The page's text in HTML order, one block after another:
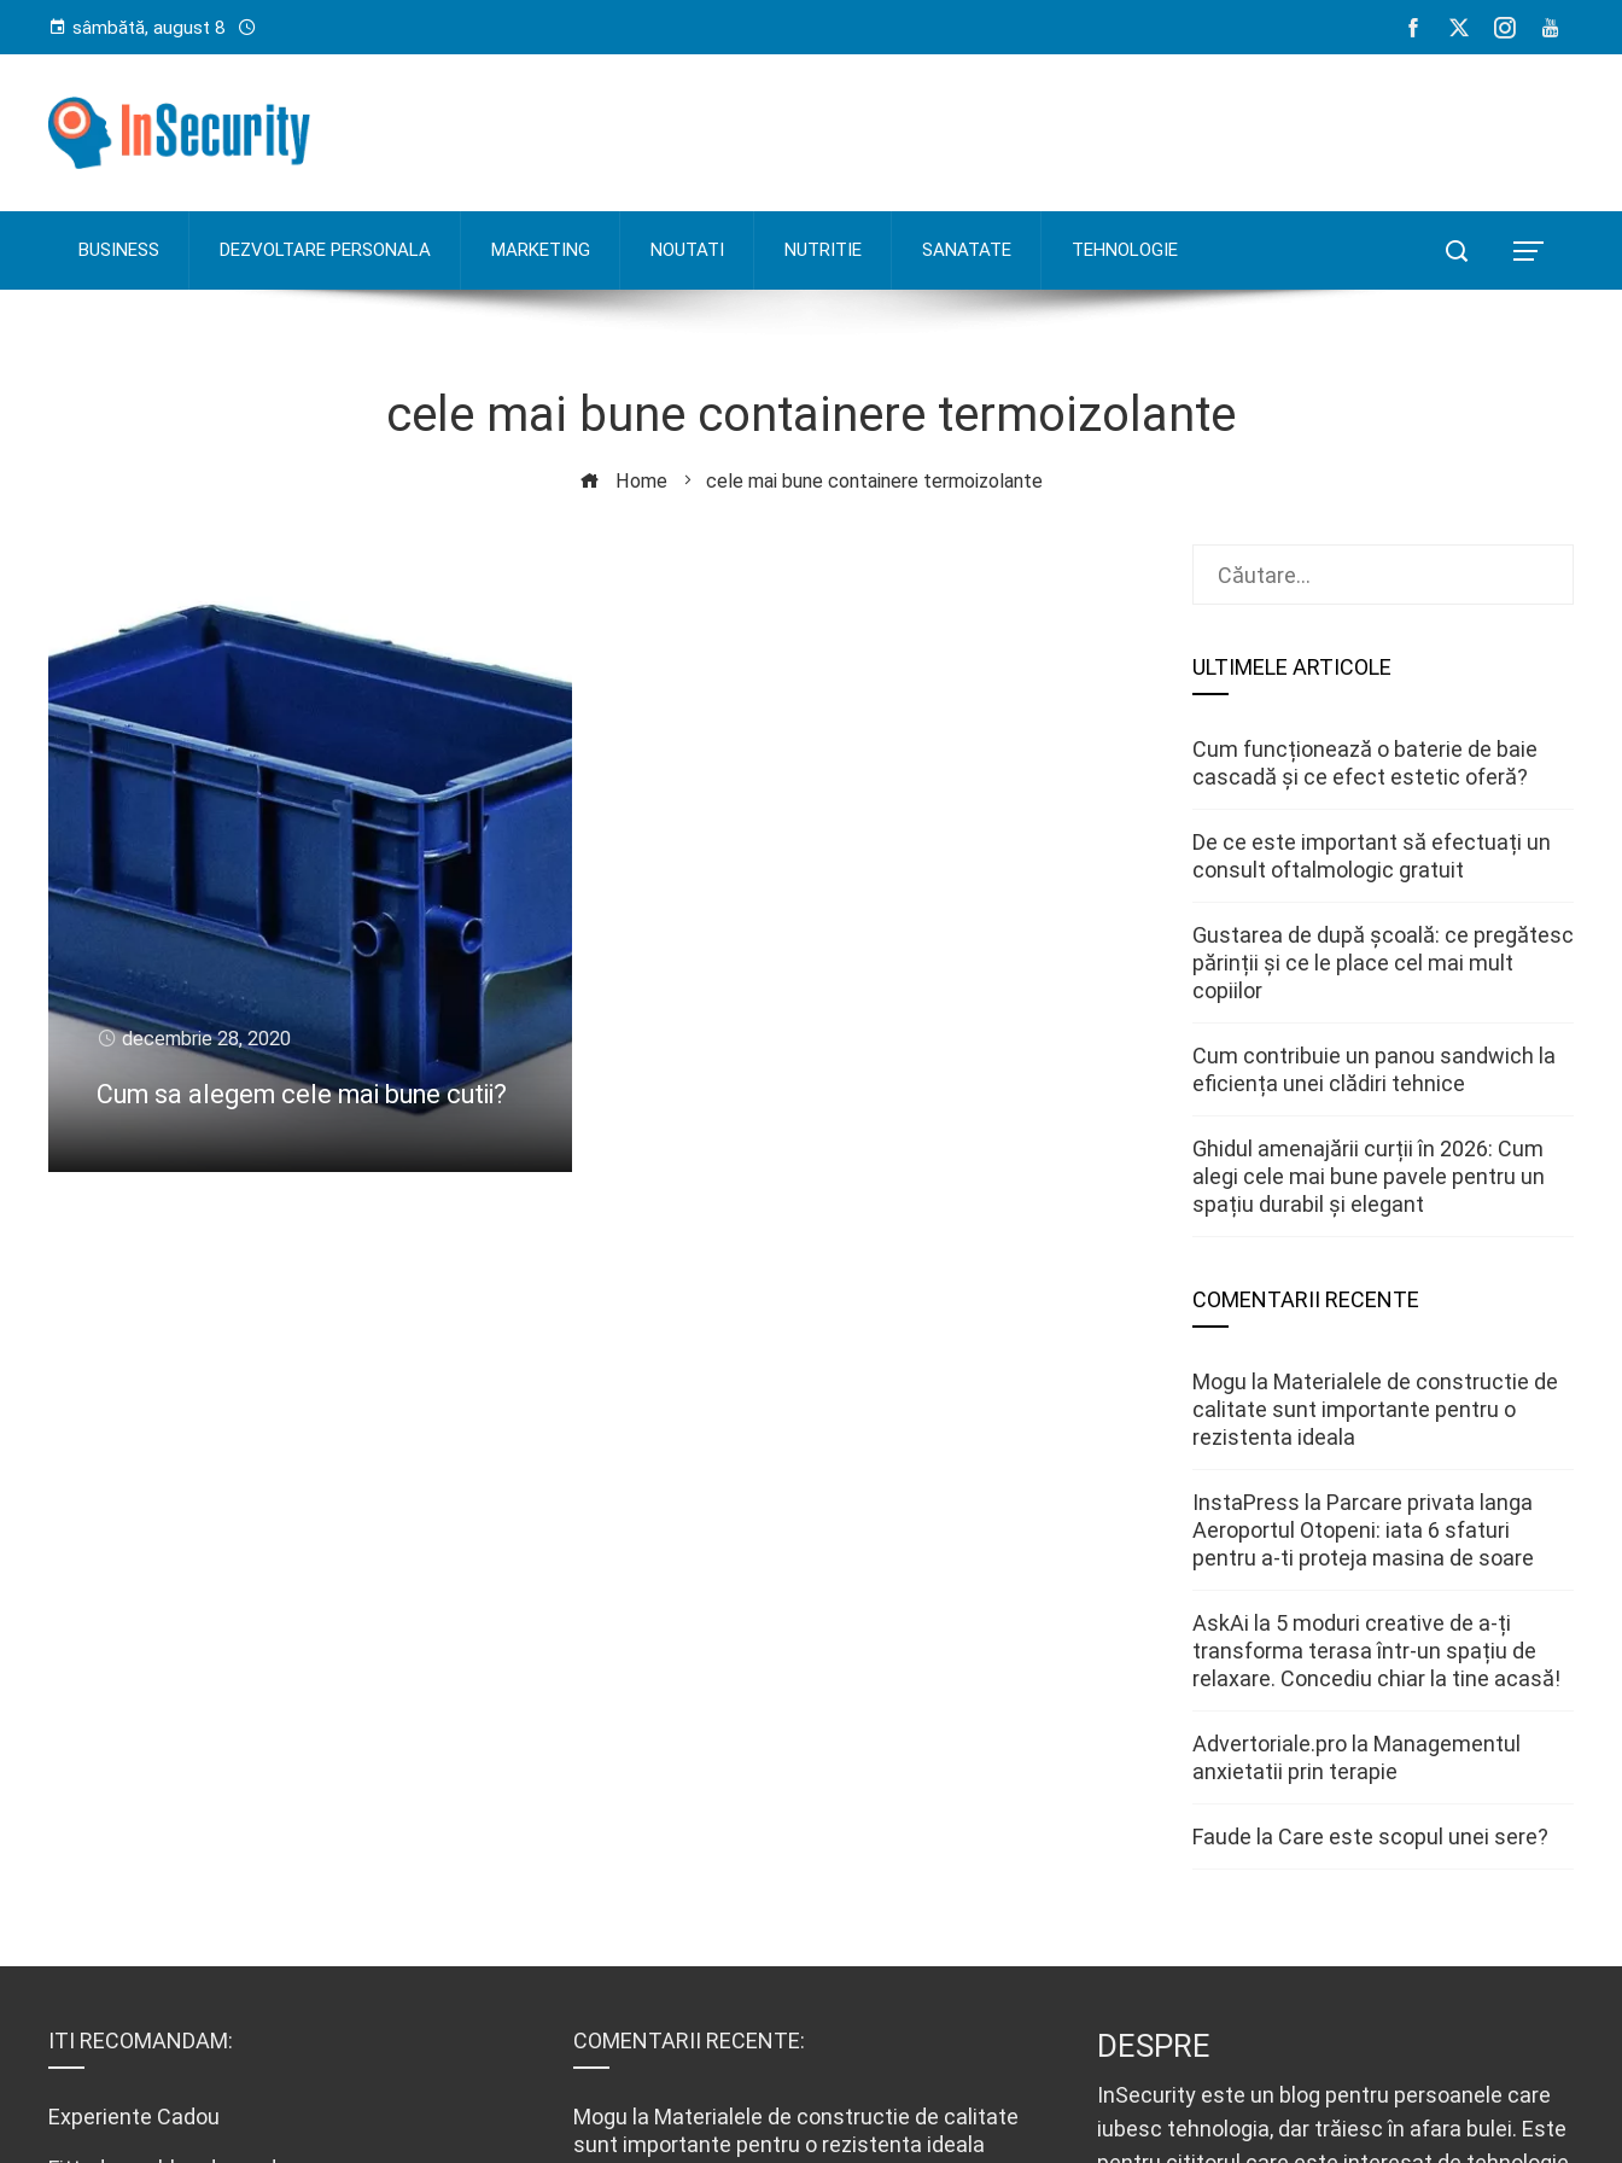
sâmbătă, august 8
BUSINESS DEZVOLTARE PERSONALA MARKETING NOUTATI NUTRITIE SANATATE TEHNOLOGIE
cele mai bune containere termoizolante
Home cele mai bune containere termoizolante
decembrie 28, 2020
Cum sa alegem cele mai bune cutii?
ULTIMELE ARTICOLE
Cum funcționează o baterie de baie
cascadă și ce efect estetic oferă?
De ce este important să efectuați un
consult oftalmologic gratuit
Gustarea de după școală: ce pregătesc
părinții și ce le place cel mai mult
copiilor
Cum contribuie un panou sandwich la
eficiența unei clădiri tehnice
Ghidul amenajării curții în 2026: Cum
alegi cele mai bune pavele pentru un
spațiu durabil și elegant
COMENTARII RECENTE
Mogu la Materialele de constructie de
calitate sunt importante pentru o
rezistenta ideala
InstaPress la Parcare privata langa
Aeroportul Otopeni: iata 6 sfaturi
pentru a-ti proteja masina de soare
AskAi la 5 moduri creative de a-ți
transforma terasa într-un spațiu de
relaxare. Concediu chiar la tine acasă!
Advertoriale.pro la Managementul
anxietatii prin terapie
Faude la Care este scopul unei sere?
ITI RECOMANDAM:
Experiente Cadou
COMENTARII RECENTE:
Mogu la Materialele de constructie de calitate
sunt importante pentru o rezistenta ideala
DESPRE
InSecurity este un blog pentru persoanele care
iubesc tehnologia, dar trăiesc în afara bulei. Este